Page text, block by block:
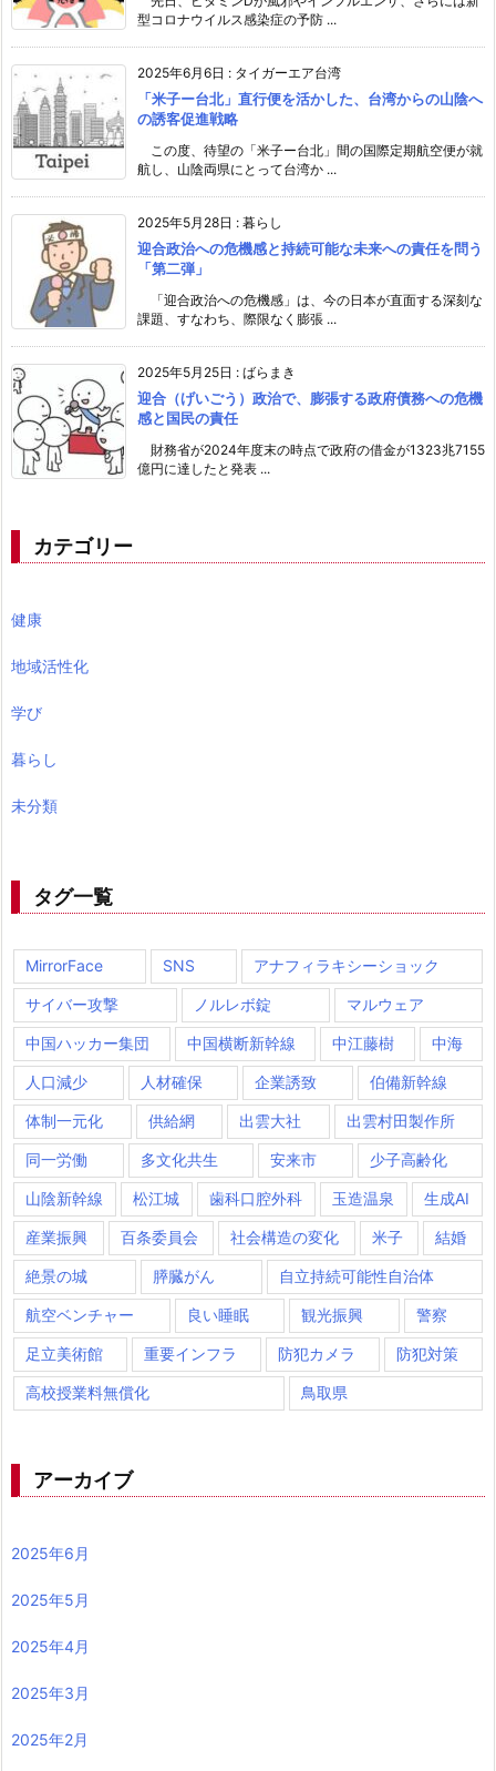
型コロナウイルス感染症の予防 ...
2025年6月6日 : タイガーエア台湾
「米子ー台北」直行便を活かした、台湾からの山陰へ
の誘客促進戦略
この度、待望の「米子ー台北」間の国際定期航空便が就
航し、山陰両県にとって台湾か ...
2025年5月28日 : 暮らし
迎合政治への危機感と持続可能な未来への責任を問う
「第二弾」
「迎合政治への危機感」は、今の日本が直面する深刻な
課題、すなわち、際限なく膨張 ...
2025年5月25日 : ばらまき
迎合（げいごう）政治で、膨張する政府債務への危機
感と国民の責任
財務省が2024年度末の時点で政府の借金が1323兆7155
億円に達したと発表 ...
カテゴリー
健康
地域活性化
学び
暮らし
未分類
タグ一覧
MirrorFace SNS アナフィラキシーショック
サイバー攻撃 ノルレボ錠 マルウェア
中国ハッカー集団 中国横断新幹線 中江藤樹 中海
人口減少 人材確保 企業誘致 伯備新幹線
体制一元化 供給網 出雲大社 出雲村田製作所
同一労働 多文化共生 安来市 少子高齢化
山陰新幹線 松江城 歯科口腔外科 玉造温泉 生成AI
産業振興 百条委員会 社会構造の変化 米子 結婚
絶景の城 膵臓がん 自立持続可能性自治体
航空ベンチャー 良い睡眠 観光振興 警察
足立美術館 重要インフラ 防犯カメラ 防犯対策
高校授業料無償化 鳥取県
アーカイブ
2025年6月
2025年5月
2025年4月
2025年3月
2025年2月